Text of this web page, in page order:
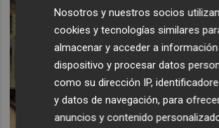
Nosotros y nuestros socios
cookies y tecnologías similares
almacenar y acceder a
dispositivo y procesar datos
como su dirección IP,
y datos de navegación, para
anuncios y contenido